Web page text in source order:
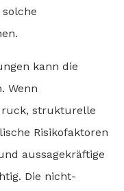
kann die
Wenn
strukturelle
Risikofaktoren
aussagekräftige
Die nicht-